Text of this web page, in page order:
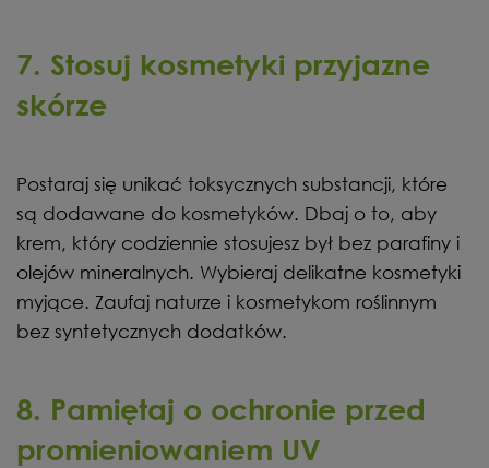
7. Stosuj kosmetyki przyjazne
skórze
Postaraj się unikać toksycznych substancji, które
są dodawane do kosmetyków. Dbaj o to, aby
krem, który codziennie stosujesz był bez parafiny i
olejów mineralnych. Wybieraj delikatne kosmetyki
myjące. Zaufaj naturze i kosmetykom roślinnym
bez syntetycznych dodatków.
8. Pamiętaj o ochronie przed
promieniowaniem UV